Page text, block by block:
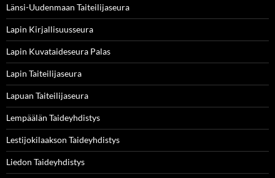
Länsi-Uudenmaan Taiteilijaseura
Lapin Kirjallisuusseura
Lapin Kuvataideseura Palas
Lapin Taiteilijaseura
Lapuan Taiteilijaseura
Lempäälän Taideyhdistys
Lestijokilaakson Taideyhdistys
Liedon Taideyhdistys